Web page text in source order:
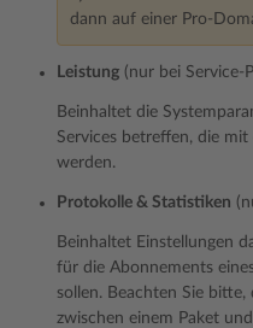
dann auf einer Pro-
Leistung (nur bei Service-
Beinhaltet die
Services betreffen, die
werden.
Protokolle & Statistiken
Beinhaltet Einstellungen
für die Abonnements
sollen. Beachten Sie
zwischen einem Paket